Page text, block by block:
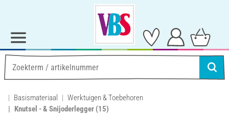
Basismateriaal
Werktuigen & Toebehoren
Knutsel - & Snijoderlegger (15)